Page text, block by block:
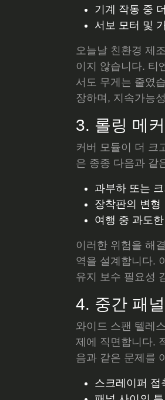
기계 작동 중
서보 모터 및
오늘날 친환경 제
이지 않습니다. 티
서도 무게는 줄였
장하며, 지속가능
3. 롤링 메
커버 모듈이 더 크
은 종종 다음과 같
과부하 또는
장착판의 변형
여행 중 과도
이러한 위험을 해
역을 설계합니다.
유지 보수 필요성
4. 중간 패
와이드 스팬 텔레
제에 직면합니다.
음과 같은 문제를
스크레이퍼 접